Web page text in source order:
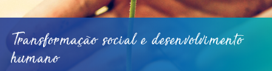
Transformação social e desenvolvimento
humano